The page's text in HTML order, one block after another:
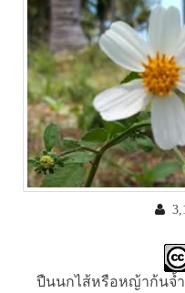
ปืนนกไส้หรือหญ้าก้นจ้ำข